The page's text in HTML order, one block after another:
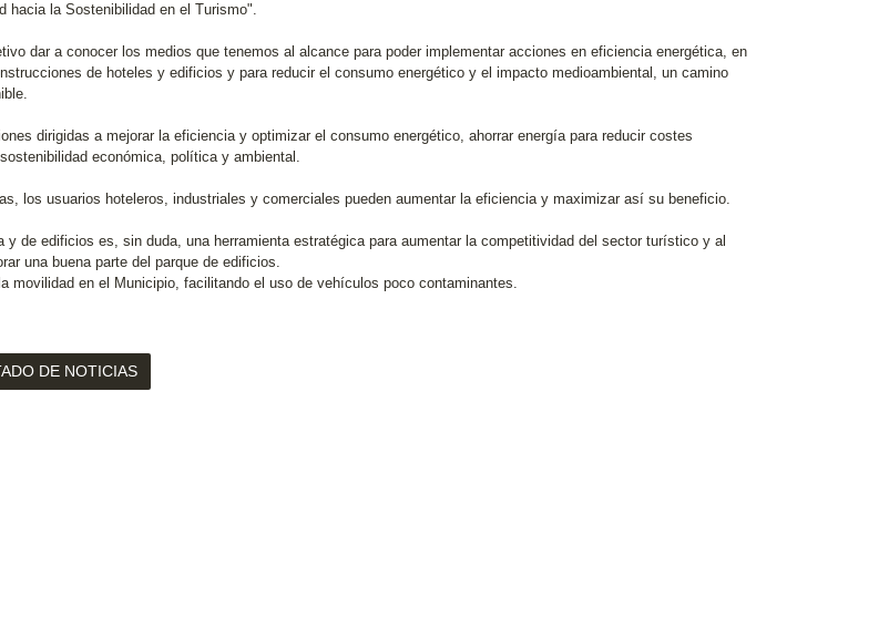
hacia la Sostenibilidad en el Turismo".
dar a conocer los medios que tenemos al alcance para poder implementar acciones en eficiencia energética, en
de hoteles y edificios y para reducir el consumo energético y el impacto medioambiental, un camino
dirigidas a mejorar la eficiencia y optimizar el consumo energético, ahorrar energía para reducir costes
económica, política y ambiental.
los usuarios hoteleros, industriales y comerciales pueden aumentar la eficiencia y maximizar así su beneficio.
y de edificios es, sin duda, una herramienta estratégica para aumentar la competitividad del sector turístico y al
una buena parte del parque de edificios.
movilidad en el Municipio, facilitando el uso de vehículos poco contaminantes.
DE NOTICIAS